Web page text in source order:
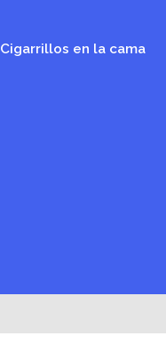
Cigarrillos en la cama